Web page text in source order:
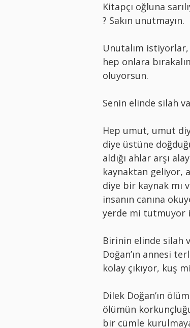
Kitapçı oğluna
? Sakın unutmayın.
Unutalım istiyorlar,
hep onlara
oluyorsun.
Senin elinde silah
Hep umut, umut
diye üstüne
aldığı ahlar arşı
kaynaktan geliyor,
diye bir kaynak mı
insanın canına
yerde mi tutmuyor
Birinin elinde silah
Doğan’ın annesi
kolay çıkıyor, kuş
Dilek Doğan’ın
ölümün
bir cümle